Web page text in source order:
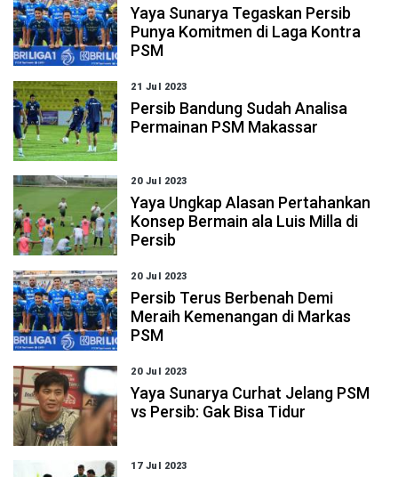
Yaya Sunarya Tegaskan Persib
Punya Komitmen di Laga Kontra
PSM
21 Jul 2023
Persib Bandung Sudah Analisa
Permainan PSM Makassar
20 Jul 2023
Yaya Ungkap Alasan Pertahankan
Konsep Bermain ala Luis Milla di
Persib
20 Jul 2023
Persib Terus Berbenah Demi
Meraih Kemenangan di Markas
PSM
20 Jul 2023
Yaya Sunarya Curhat Jelang PSM
vs Persib: Gak Bisa Tidur
17 Jul 2023